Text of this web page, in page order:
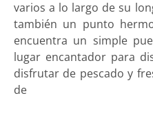
varios a lo largo de su
también un punto
encuentra un simple
lugar encantador para
disfrutar de pescado y
de